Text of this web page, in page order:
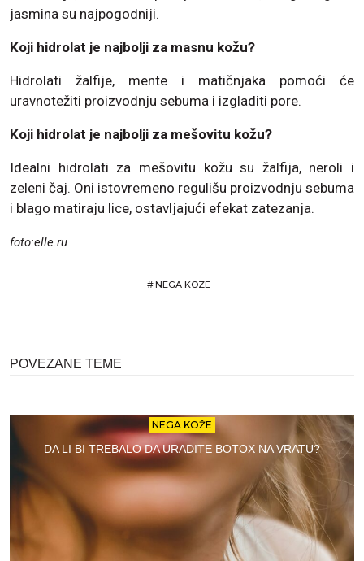
jasmina su najpogodniji.
Koji hidrolat je najbolji za masnu kožu?
Hidrolati žalfije, mente i matičnjaka pomoći će
uravnotežiti proizvodnju sebuma i izgladiti pore.
Koji hidrolat je najbolji za mešovitu kožu?
Idealni hidrolati za mešovitu kožu su žalfija, neroli i
zeleni čaj. Oni istovremeno regulišu proizvodnju sebuma
i blago matiraju lice, ostavljajući efekat zatezanja.
foto:elle.ru
#NEGA KOZE
POVEZANE TEME
NEGA KOŽE
DA LI BI TREBALO DA URADITE BOTOX NA VRATU?